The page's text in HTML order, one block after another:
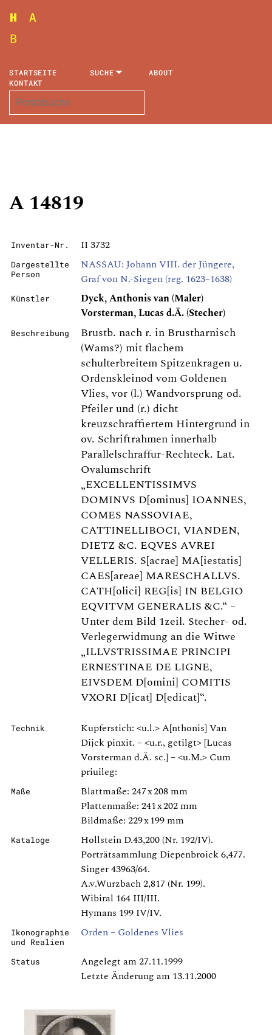
STARTSEITE SUCHE
ABOUT
KONTAKT
A 14819
Inventar-Nr. II 3732
Dargestellte
Person
NASSAU: Johann VIII. der Jüngere,
Graf von N.-Siegen (reg. 1623–1638)
Künstler
Dyck, Anthonis van (Maler)
Vorsterman, Lucas d.Ä. (Stecher)
Beschreibung
Brustb. nach r. in Brustharnisch
(Wams?) mit flachem
schulterbreitem Spitzenkragen u.
Ordenskleinod vom Goldenen
Vlies, vor (l.) Wandvorsprung od.
Pfeiler und (r.) dicht
kreuzschraffiertem Hintergrund in
ov. Schriftrahmen innerhalb
Parallelschraffur-Rechteck. Lat.
Ovalumschrift
„EXCELLENTISSIMVS
DOMINVS D[ominus] IOANNES,
COMES NASSOVIAE,
CATTINELLIBOCI, VIANDEN,
DIETZ &C. EQVES AVREI
VELLERIS. S[acrae] MA[iestatis]
CAES[areae] MARESCHALLVS.
CATH[olici] REG[is] IN BELGIO
EQVITVM GENERALIS &C.“ –
Unter dem Bild 1zeil. Stecher- od.
Verlegerwidmung an die Witwe
„ILLVSTRISSIMAE PRINCIPI
ERNESTINAE DE LIGNE,
EIVSDEM D[omini] COMITIS
VXORI D[icat] D[edicat]“.
Technik
Kupferstich: <u.l.> A[nthonis] Van
Dijck pinxit. – <u.r., getilgt> [Lucas
Vorsterman d.Ä. sc.] – <u.M.> Cum
priuileg:
Maße
Blattmaße: 247 x 208 mm
Plattenmaße: 241 x 202 mm
Bildmaße: 229 x 199 mm
Kataloge
Hollstein D.43,200 (Nr. 192/IV).
Porträtsammlung Diepenbroick 6,477.
Singer 43963/64.
A.v.Wurzbach 2,817 (Nr. 199).
Wibiral 164 III/III.
Hymans 199 IV/IV.
Ikonographie
und Realien
Orden – Goldenes Vlies
Status
Angelegt am 27.11.1999
Letzte Änderung am 13.11.2000